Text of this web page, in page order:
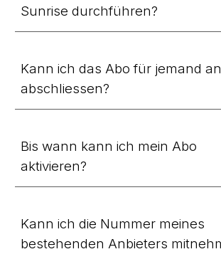
Sunrise durchführen?
Kann ich das Abo für jemand
abschliessen?
Bis wann kann ich mein Abo
aktivieren?
Kann ich die Nummer meines
bestehenden Anbieters